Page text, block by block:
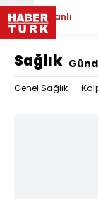
Canlı
Sağlık
Genel Sağlık